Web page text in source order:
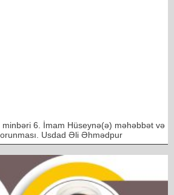
6. İmam Hüseynə(ə) məhəbbət və
Usdad Əli Əhmədpur